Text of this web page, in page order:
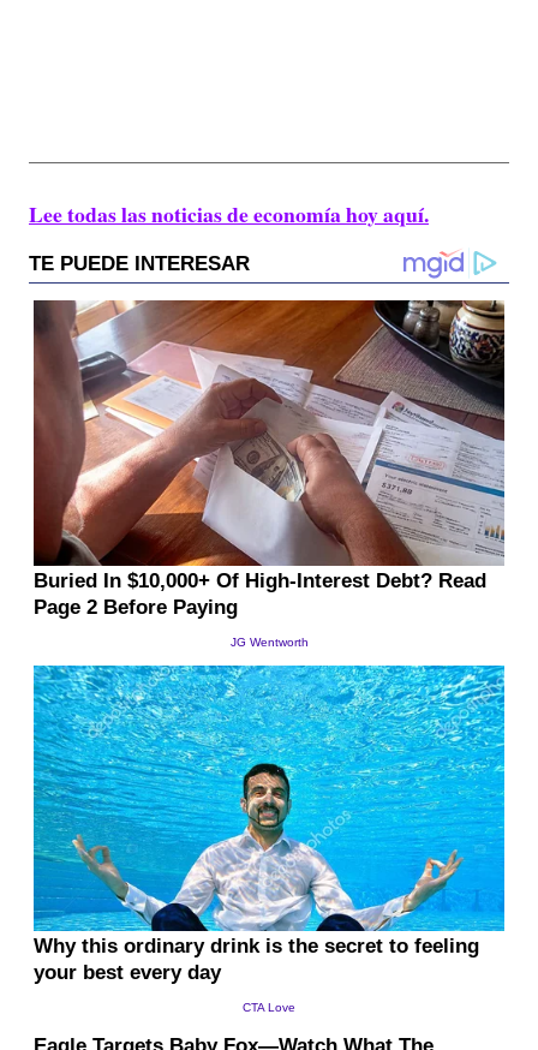
Lee todas las noticias de economía hoy aquí.